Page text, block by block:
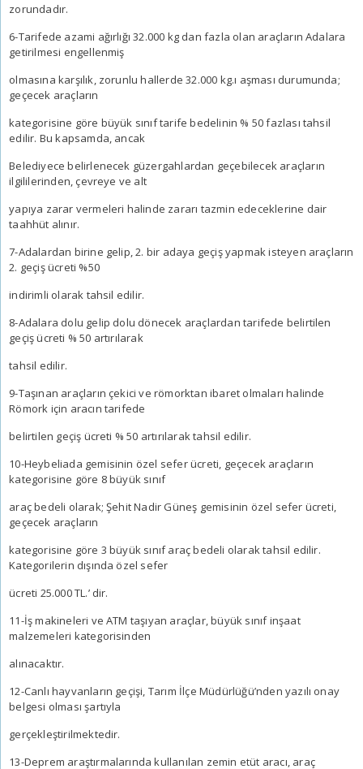
zorundadır.
6-Tarifede azami ağırlığı 32.000 kg dan fazla olan araçların Adalara
getirilmesi engellenmiş
olmasına karşılık, zorunlu hallerde 32.000 kg.ı aşması durumunda;
geçecek araçların
kategorisine göre büyük sınıf tarife bedelinin % 50 fazlası tahsil
edilir. Bu kapsamda, ancak
Belediyece belirlenecek güzergahlardan geçebilecek araçların
ilgililerinden, çevreye ve alt
yapıya zarar vermeleri halinde zararı tazmin edeceklerine dair
taahhüt alınır.
7-Adalardan birine gelip, 2. bir adaya geçiş yapmak isteyen araçların
2. geçiş ücreti %50
indirimli olarak tahsil edilir.
8-Adalara dolu gelip dolu dönecek araçlardan tarifede belirtilen
geçiş ücreti % 50 artırılarak
tahsil edilir.
9-Taşınan araçların çekici ve römorktan ibaret olmaları halinde
Römork için aracın tarifede
belirtilen geçiş ücreti % 50 artırılarak tahsil edilir.
10-Heybeliada gemisinin özel sefer ücreti, geçecek araçların
kategorisine göre 8 büyük sınıf
araç bedeli olarak; Şehit Nadir Güneş gemisinin özel sefer ücreti,
geçecek araçların
kategorisine göre 3 büyük sınıf araç bedeli olarak tahsil edilir.
Kategorilerin dışında özel sefer
ücreti 25.000 TL.’ dir.
11-İş makineleri ve ATM taşıyan araçlar, büyük sınıf inşaat
malzemeleri kategorisinden
alınacaktır.
12-Canlı hayvanların geçişi, Tarım İlçe Müdürlüğü’nden yazılı onay
belgesi olması şartıyla
gerçekleştirilmektedir.
13-Deprem araştırmalarında kullanılan zemin etüt aracı, araç